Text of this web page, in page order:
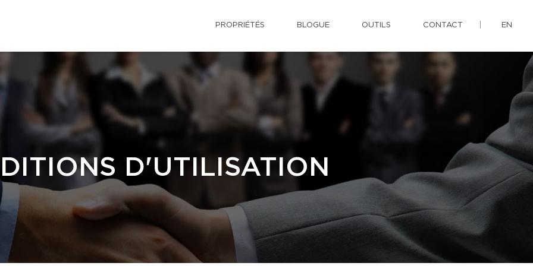
PROPRIÉTÉS BLOGUE OUTILS CONTACT EN
D'UTILISATION